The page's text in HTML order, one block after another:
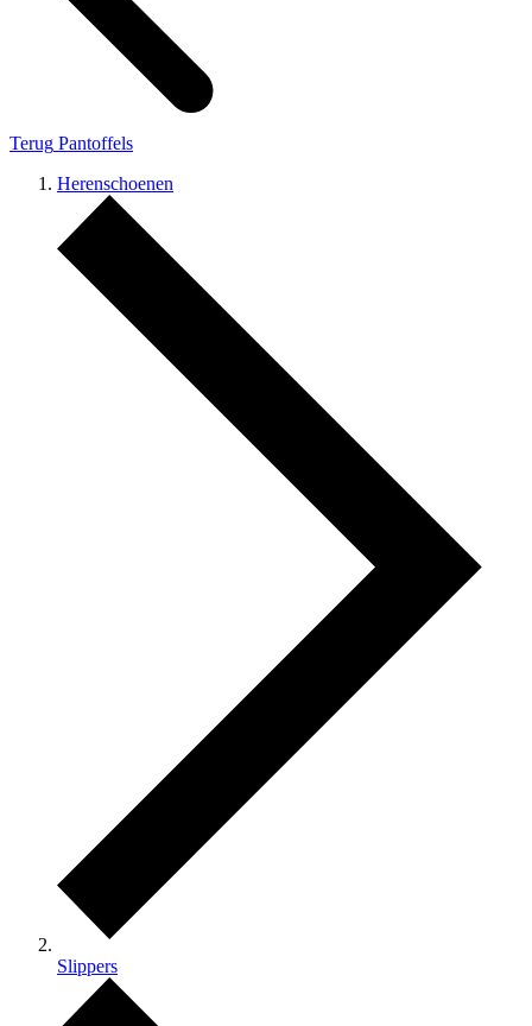
Terug Pantoffels
Herenschoenen
Slippers